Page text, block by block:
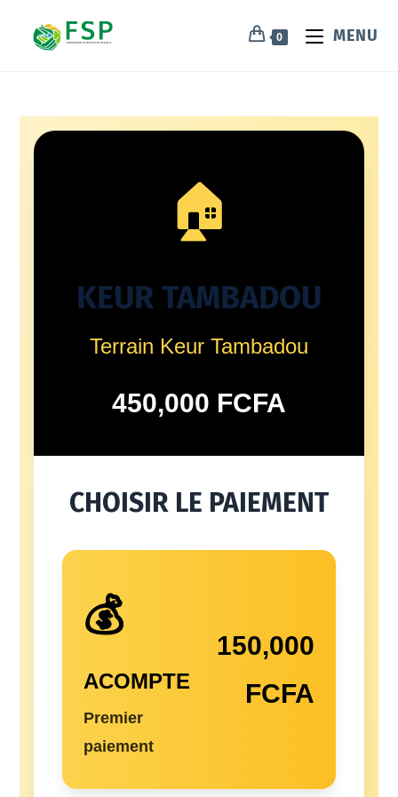
0 MENU
🏠
KEUR TAMBADOU
Terrain Keur Tambadou
450,000 FCFA
CHOISIR LE PAIEMENT
💰
ACOMPTE
Premier
paiement
150,000
FCFA